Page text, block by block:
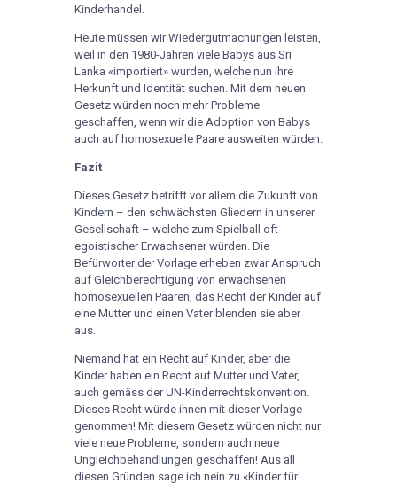
Kinderhandel.
Heute müssen wir Wiedergutmachungen leisten,
weil in den 1980-Jahren viele Babys aus Sri
Lanka «importiert» wurden, welche nun ihre
Herkunft und Identität suchen. Mit dem neuen
Gesetz würden noch mehr Probleme
geschaffen, wenn wir die Adoption von Babys
auch auf homosexuelle Paare ausweiten würden.
Fazit
Dieses Gesetz betrifft vor allem die Zukunft von
Kindern – den schwächsten Gliedern in unserer
Gesellschaft – welche zum Spielball oft
egoistischer Erwachsener würden. Die
Befürworter der Vorlage erheben zwar Anspruch
auf Gleichberechtigung von erwachsenen
homosexuellen Paaren, das Recht der Kinder auf
eine Mutter und einen Vater blenden sie aber
aus.
Niemand hat ein Recht auf Kinder, aber die
Kinder haben ein Recht auf Mutter und Vater,
auch gemäss der UN-Kinderrechtskonvention.
Dieses Recht würde ihnen mit dieser Vorlage
genommen! Mit diesem Gesetz würden nicht nur
viele neue Probleme, sondern auch neue
Ungleichbehandlungen geschaffen! Aus all
diesen Gründen sage ich nein zu «Kinder für